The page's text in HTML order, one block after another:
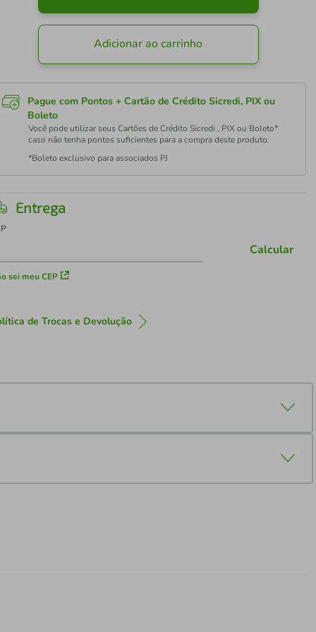
Adicionar ao carrinho
Pague com Pontos + Cartão de Crédito Sicredi, PIX ou
Boleto
Você pode utilizar seus Cartões de Crédito Sicredi , PIX ou Boleto*
caso não tenha pontos suficientes para a compra deste produto.
*Boleto exclusivo para associados PJ
Entrega
sei meu CEP
Calcular
de Trocas e Devolução